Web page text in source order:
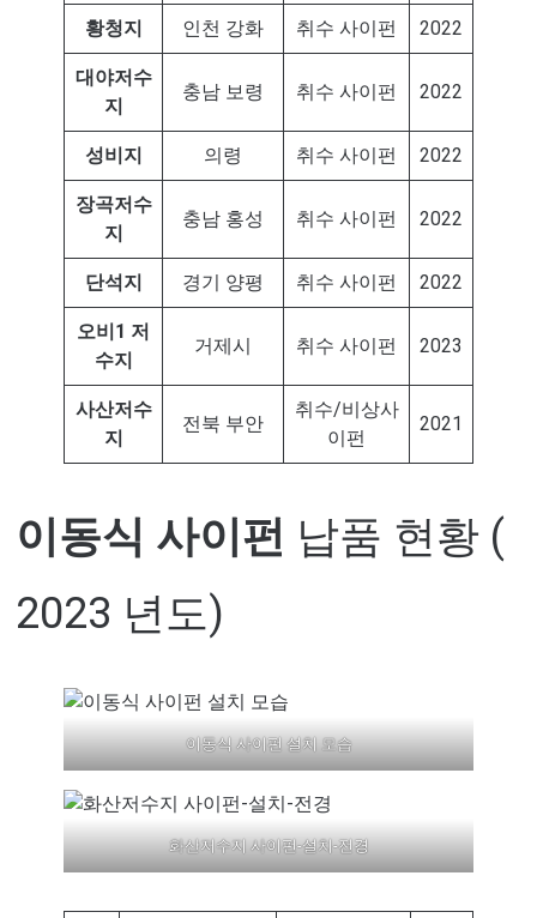
황청지 인천 강화 취수 사이펀 2022
대야저수
지
충남 보령 취수 사이펀 2022
성비지 의령 취수 사이펀 2022
장곡저수
지
충남 홍성 취수 사이펀 2022
단석지 경기 양평 취수 사이펀 2022
오비1 저
수지
거제시 취수 사이펀 2023
사산저수
지
전북 부안
취수/비상사
이펀
2021
이동식 사이펀 납품 현황 (
2023 년도)
이동식 사이펀 설치 모습
화산저수지 사이펀-설치-전경